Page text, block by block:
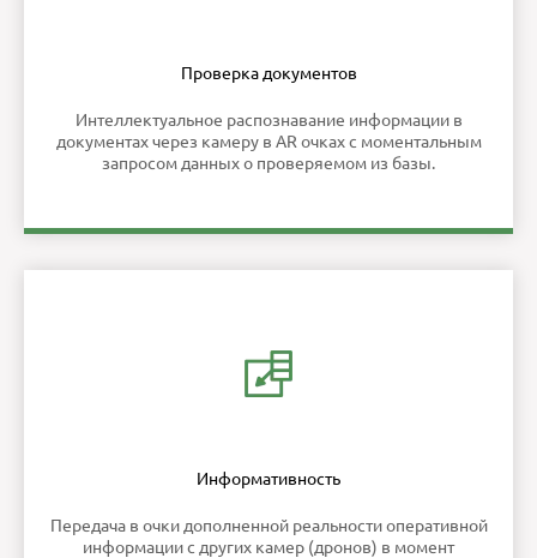
Проверка документов
Интеллектуальное распознавание информации в
документах через камеру в AR очках с моментальным
запросом данных о проверяемом из базы.
Информативность
Передача в очки дополненной реальности оперативной
информации с других камер (дронов) в момент